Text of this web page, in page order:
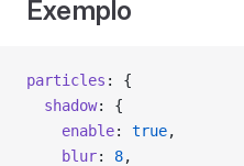
Exemplo
particles : {
  shadow
: {
    enable
: true,
    blur
: 8,